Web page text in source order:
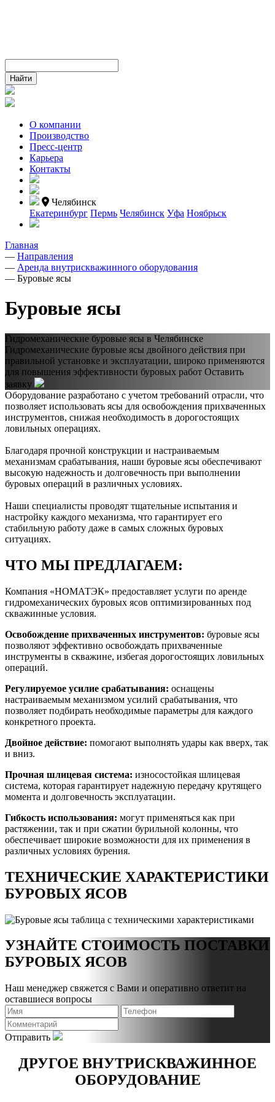
О компании
Производство
Пресс-центр
Карьера
Контакты
Челябинск
Екатеринбург Пермь Челябинск Уфа Ноябрьск
Главная
— Направления
— Аренда внутрискважинного оборудования
— Буровые ясы
Буровые ясы
Гидромеханические буровые ясы в Челябинске
Гидромеханические буровые ясы двойного действия при
правильной установке и эксплуатации, широко применяются
для повышения эффективности буровых работ Оставить
заявку
Оборудование разработано с учетом требований отрасли, что
позволяет использовать ясы для освобождения прихваченных
инструментов, снижая необходимость в дорогостоящих
ловильных операциях.
Благодаря прочной конструкции и настраиваемым
механизмам срабатывания, наши буровые ясы обеспечивают
высокую надежность и долговечность при выполнении
буровых операций в различных условиях.
Наши специалисты проводят тщательные испытания и
настройку каждого механизма, что гарантирует его
стабильную работу даже в самых сложных буровых
ситуациях.
ЧТО МЫ ПРЕДЛАГАЕМ:
Компания «НОМАТЭК» предоставляет услуги по аренде
гидромеханических буровых ясов оптимизированных под
скважинные условия.
Освобождение прихваченных инструментов: буровые ясы
позволяют эффективно освобождать прихваченные
инструменты в скважине, избегая дорогостоящих ловильных
операций.
Регулируемое усилие срабатывания: оснащены
настраиваемым механизмом усилий срабатывания, что
позволяет подбирать необходимые параметры для каждого
конкретного проекта.
Двойное действие: помогают выполнять удары как вверх, так
и вниз.
Прочная шлицевая система: износостойкая шлицевая
система, которая гарантирует надежную передачу крутящего
момента и долговечность эксплуатации.
Гибкость использования: могут применяться как при
растяжении, так и при сжатии бурильной колонны, что
обеспечивает широкие возможности для их применения в
различных условиях бурения.
ТЕХНИЧЕСКИЕ ХАРАКТЕРИСТИКИ
БУРОВЫХ ЯСОВ
УЗНАЙТЕ СТОИМОСТЬ ПОСТАВКИ
БУРОВЫХ ЯСОВ
Наш менеджер свяжется с Вами и оперативно ответит на
оставшиеся вопросы
Отправить
ДРУГОЕ ВНУТРИСКВАЖИННОЕ
ОБОРУДОВАНИЕ